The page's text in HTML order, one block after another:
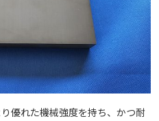
優れた機械強度を持ち、かつ耐